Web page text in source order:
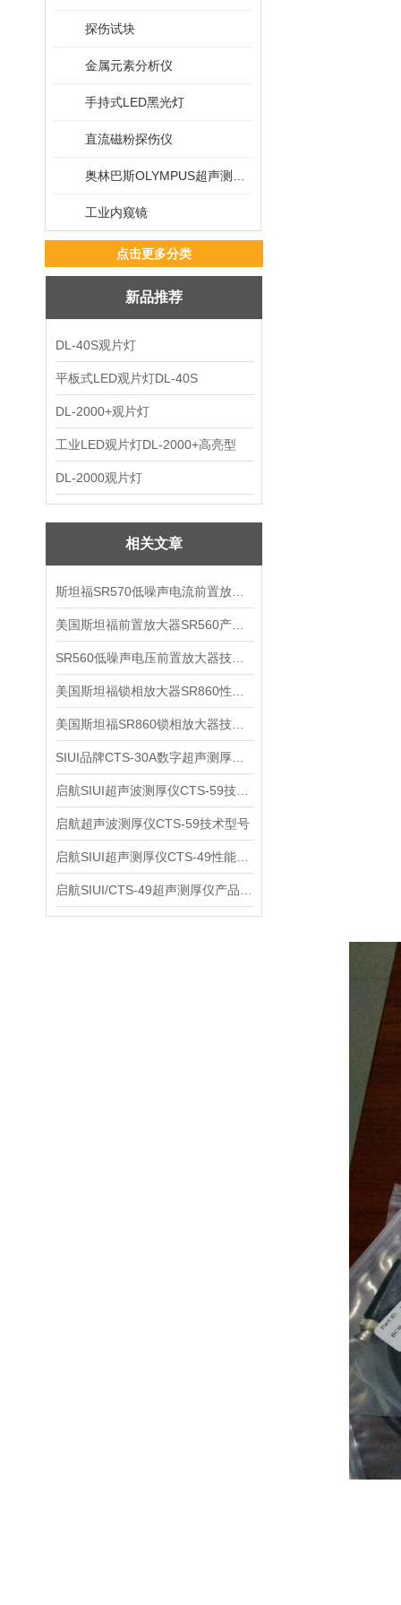
探伤试块
金属元素分析仪
手持式LED黑光灯
直流磁粉探伤仪
工业内窥镜
点击更多分类
新品推荐
DL-40S观片灯
平板式LED观片灯DL-40S
DL-2000+观片灯
工业LED观片灯DL-2000+高亮型
DL-2000观片灯
相关文章
启航超声波测厚仪CTS-59技术型号